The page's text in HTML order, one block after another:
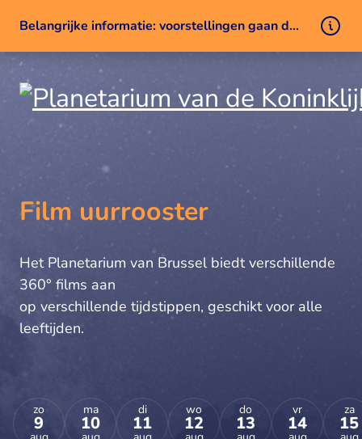
Belangrijke informatie: voorstellingen gaan door ondanks een technisch probleem
Film uurrooster
Het Planetarium van Brussel biedt verschillende
360° films aan
op verschillende tijdstippen, geschikt voor alle
leeftijden.
zo
9
ma
10
di
11
wo
12
do
13
vr
14
za
15